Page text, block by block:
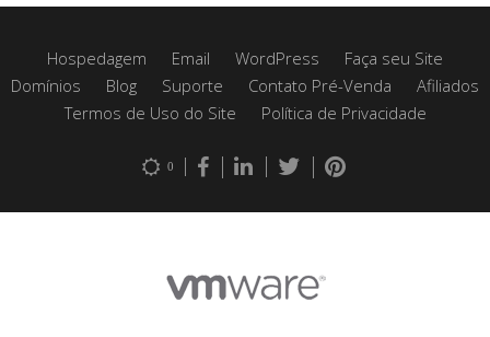
Hospedagem Email WordPress
Faça seu Site
Domínios
Blog Suporte Contato Pré-Venda
Afiliados
Termos de Uso do Site
Política de Privacidade
0